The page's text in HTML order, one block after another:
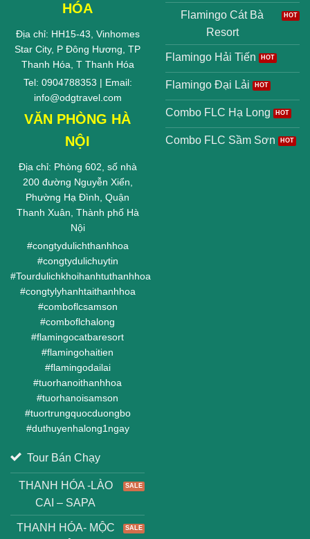
HÓA
Địa chỉ: HH15-43, Vinhomes
Star City, P Đông Hương, TP
Thanh Hóa, T Thanh Hóa
Tel: 0904788353 | Email:
info@odgtravel.com
VĂN PHÒNG HÀ
NỘI
Địa chỉ: Phòng 602, số nhà
200 đường Nguyễn Xiển,
Phường Hạ Đình, Quận
Thanh Xuân, Thành phố Hà
Nội
#congtydulichthanhhoa
#congtydulichuytin
#Tourdulichkhoihanhtuthanhhoa
#congtylyhanhtaithanhhoa
#comboflcsamson
#comboflchalong
#flamingocatbaresort
#flamingohaitien
#flamingodailai
#tuorhanoithanhhoa
#tuorhanoisamson
#tuortrungquocduongbo
#duthuyenhalong1ngay
Flamingo Cát Bà
Resort
Flamingo Hải Tiến
Flamingo Đại Lải
Combo FLC Hạ Long
Combo FLC Sầm Sơn
Tour Bán Chạy
THANH HÓA -LÀO
CAI – SAPA
THANH HÓA- MỘC